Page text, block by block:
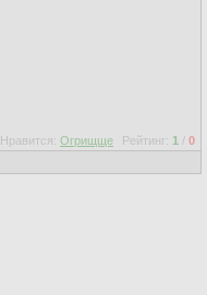
Рейтинг: 1 / 0
Нравится: Огрищще